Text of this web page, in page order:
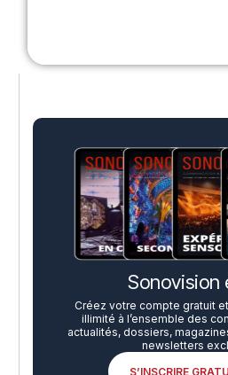
Sonovision
Créez votre compte gratuit
illimité à l’ensemble des
actualités, dossiers,
newsletters
S’INSCRIRE